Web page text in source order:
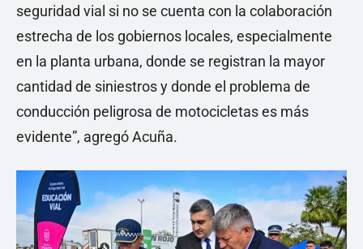
seguridad vial si no se cuenta con la colaboración
estrecha de los gobiernos locales, especialmente
en la planta urbana, donde se registran la mayor
cantidad de siniestros y donde el problema de
conducción peligrosa de motocicletas es más
evidente”, agregó Acuña.